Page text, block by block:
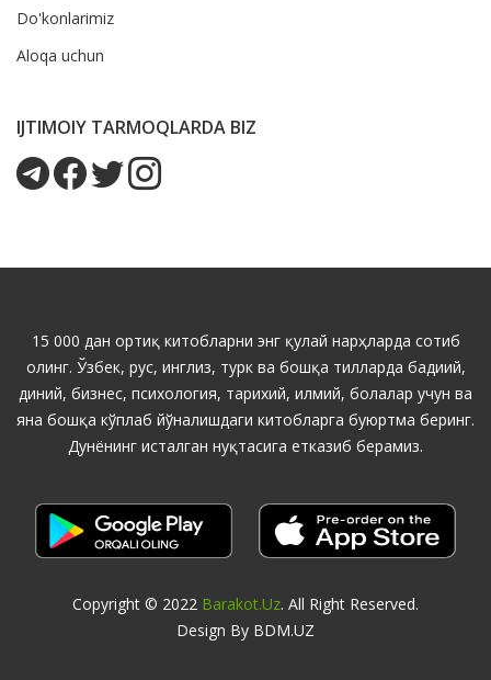
Do'konlarimiz
Aloqa uchun
IJTIMOIY TARMOQLARDA BIZ
15 000 дан ортиқ китобларни энг қулай нарҳларда сотиб
олинг. Ўзбек, рус, инглиз, турк ва бошқа тилларда бадиий,
диний, бизнес, психология, тарихий, илмий, болалар учун ва
яна бошқа кўплаб йўналишдаги китобларга буюртма беринг.
Дунёнинг исталган нуқтасига етказиб берамиз.
Copyright © 2022 Barakot.uz. All Right Reserved.
Design By BDM.UZ